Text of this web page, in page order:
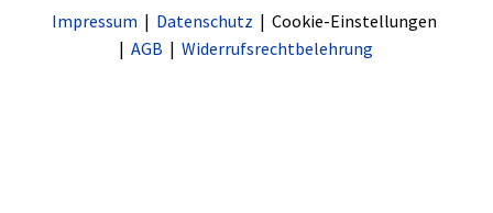
Impressum | Datenschutz | Cookie-Einstellungen
|AGB |Widerrufsrechtbelehrung